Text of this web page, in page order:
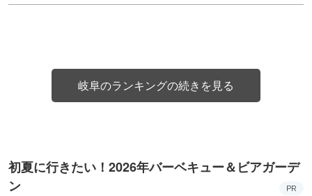
岐阜のランキングの続きを見る
初夏に行きたい！2026年バーベキュー＆ビアガーデ
ン
PR